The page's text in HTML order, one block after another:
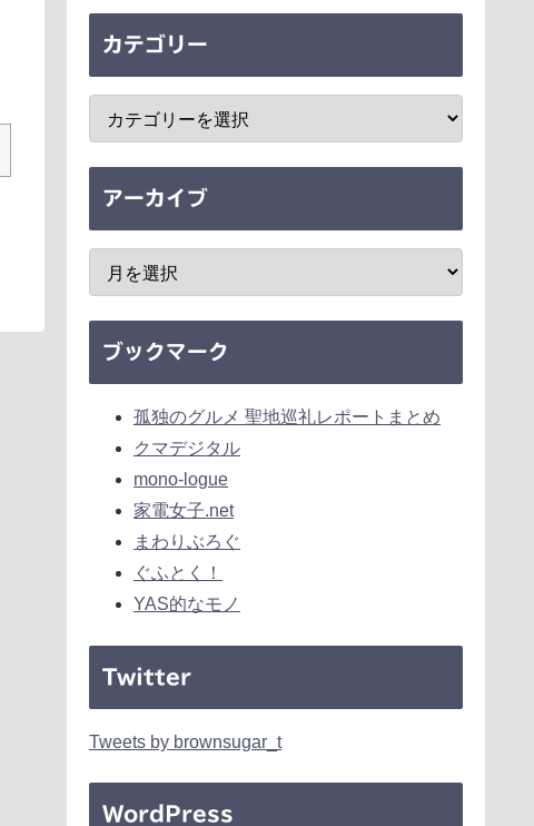
カテゴリー
アーカイブ
ブックマーク
孤独のグルメ 聖地巡礼レポートまとめ
クマデジタル
mono-logue
家電女子.net
まわりぶろぐ
ぐふとく！
YAS的なモノ
Twitter
Tweets by brownsugar_t
WordPress